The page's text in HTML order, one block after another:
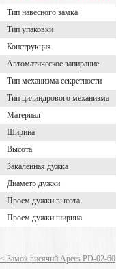
Тип навесного замка
Тип упаковки
Конструкция
Автоматическое запирание
Тип механизма секретности
Тип цилиндрового механизма
Материал
Ширина
Высота
Закаленная дужка
Диаметр дужки
Проем дужки высота
Проем дужки ширина
< Замок висячий Apecs PD-02-60